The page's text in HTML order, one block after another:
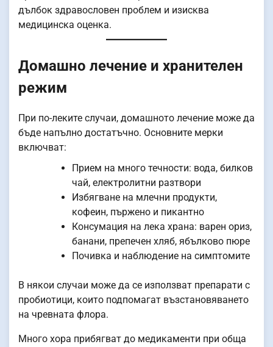
дълбок здравословен проблем и изисква
медицинска оценка.
Домашно лечение и хранителен
режим
При по-леките случаи, домашното лечение може да
бъде напълно достатъчно. Основните мерки
включват:
Прием на много течности: вода, билков
чай, електролитни разтвори
Избягване на млечни продукти,
кофеин, пържено и пикантно
Консумация на лека храна: варен ориз,
банани, препечен хляб, ябълково пюре
Почивка и наблюдение на симптомите
В някои случаи може да се използват препарати с
пробиотици, които подпомагат възстановяването
на чревната флора.
Много хора прибягват до медикаменти при обща